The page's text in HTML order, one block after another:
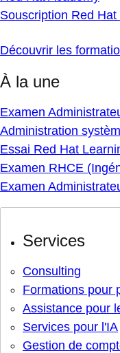
Souscription Red Hat
Découvrir les
À la une
Examen
Administration
Essai Red Hat
Examen RHCE
Examen
Services
Consulting
Formations pour
Assistance pour
Services pour l'IA
Gestion de